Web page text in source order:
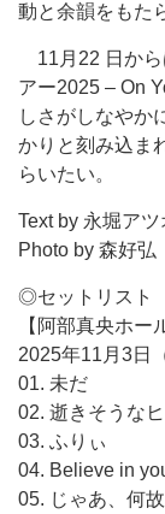
動と余韻をもた
11月22 日から
アー2025 – On
しさがしなやか
かりと刻み込ま
らいたい。
Text by 永堀アツ
Photo by 森好弘
◎セットリスト
【阿部真央ホー
2025年11月3日
01. 未だ
02. 逝きそうな
03. ふりぃ
04. Believe in
05. じゃあ、何故